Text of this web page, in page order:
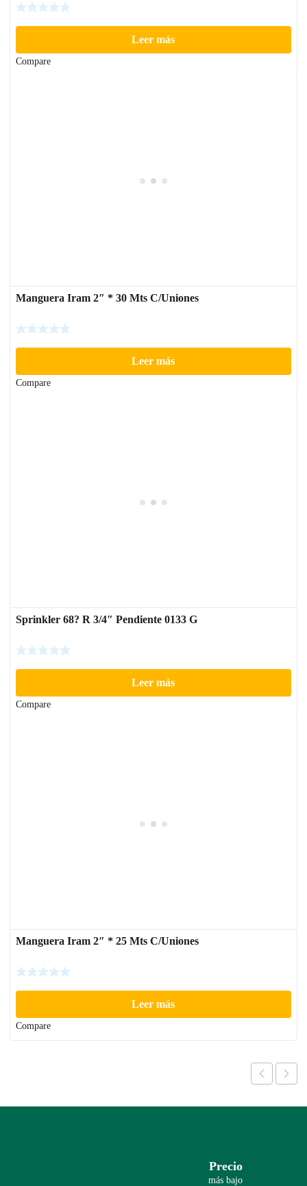
Leer más
Compare
Manguera Iram 2″ * 30 Mts C/Uniones
Leer más
Compare
Sprinkler 68? R 3/4″ Pendiente 0133 G
Leer más
Compare
Manguera Iram 2″ * 25 Mts C/Uniones
Leer más
Compare
Precio
más bajo